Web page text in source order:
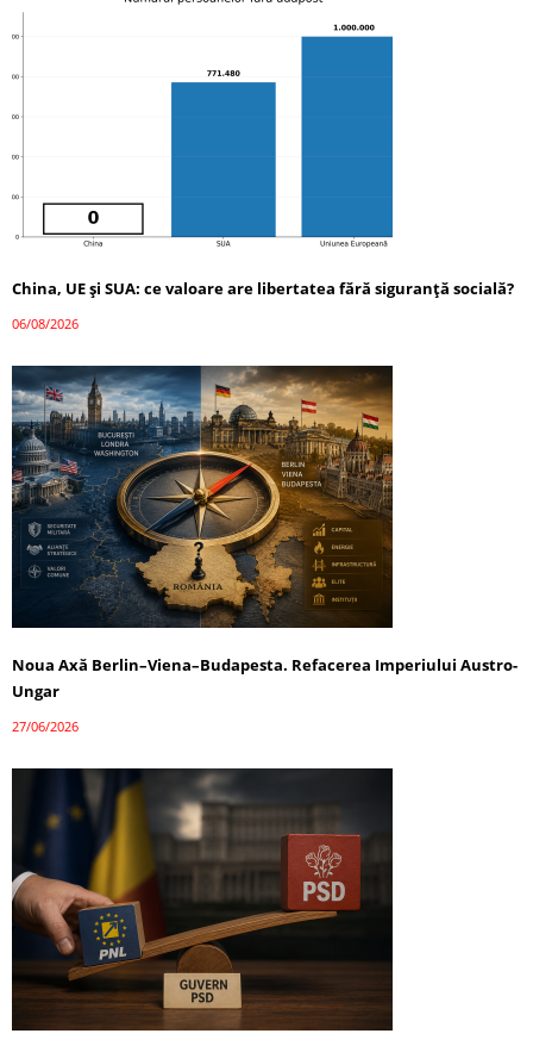
China, UE și SUA: ce valoare are libertatea fără siguranță socială?
06/08/2026
Noua Axă Berlin–Viena–Budapesta. Refacerea Imperiului Austro-
Ungar
27/06/2026